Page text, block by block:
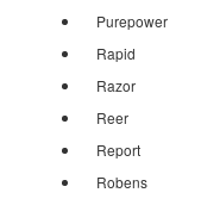
Purepower
Rapid
Razor
Reer
Report
Robens